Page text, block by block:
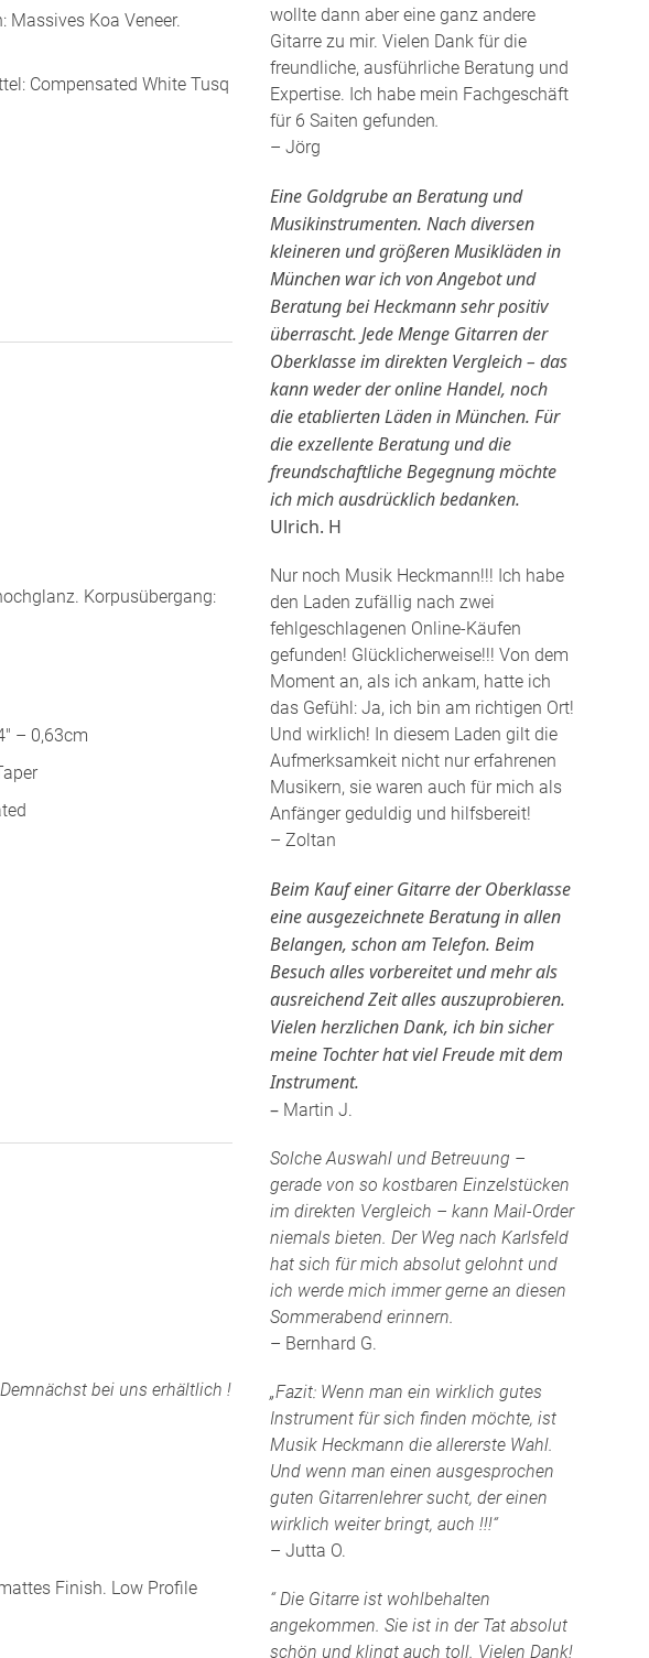
Massives Koa Veneer.
Compensated White Tusq
Korpusübergang:
– 0,63cm
Demnächst bei uns erhältlich !
Finish. Low Profile
wollte dann aber eine ganz andere
Gitarre zu mir. Vielen Dank für die
freundliche, ausführliche Beratung und
Expertise. Ich habe mein Fachgeschäft
für 6 Saiten gefunden.
– Jörg
Eine Goldgrube an Beratung und
Musikinstrumenten. Nach diversen
kleineren und größeren Musikläden in
München war ich von Angebot und
Beratung bei Heckmann sehr positiv
überrascht. Jede Menge Gitarren der
Oberklasse im direkten Vergleich – das
kann weder der online Handel, noch
die etablierten Läden in München. Für
die exzellente Beratung und die
freundschaftliche Begegnung möchte
ich mich ausdrücklich bedanken.
Ulrich. H
Nur noch Musik Heckmann!!! Ich habe
den Laden zufällig nach zwei
fehlgeschlagenen Online-Käufen
gefunden! Glücklicherweise!!! Von dem
Moment an, als ich ankam, hatte ich
das Gefühl: Ja, ich bin am richtigen Ort!
Und wirklich! In diesem Laden gilt die
Aufmerksamkeit nicht nur erfahrenen
Musikern, sie waren auch für mich als
Anfänger geduldig und hilfsbereit!
– Zoltan
Beim Kauf einer Gitarre der Oberklasse
eine ausgezeichnete Beratung in allen
Belangen, schon am Telefon. Beim
Besuch alles vorbereitet und mehr als
ausreichend Zeit alles auszuprobieren.
Vielen herzlichen Dank, ich bin sicher
meine Tochter hat viel Freude mit dem
Instrument.
– Martin J.
Solche Auswahl und Betreuung –
gerade von so kostbaren Einzelstücken
im direkten Vergleich – kann Mail-Order
niemals bieten. Der Weg nach Karlsfeld
hat sich für mich absolut gelohnt und
ich werde mich immer gerne an diesen
Sommerabend erinnern.
– Bernhard G.
„Fazit: Wenn man ein wirklich gutes
Instrument für sich finden möchte, ist
Musik Heckmann die allererste Wahl.
Und wenn man einen ausgesprochen
guten Gitarrenlehrer sucht, der einen
wirklich weiter bringt, auch !!!“
– Jutta O.
“ Die Gitarre ist wohlbehalten
angekommen. Sie ist in der Tat absolut
schön und klingt auch toll. Vielen Dank!